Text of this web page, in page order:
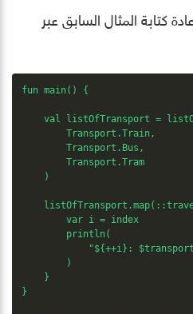
كتابة المثال السابق عبر
fun main() {
val listOfTransport =
        Transport.Train,
        Transport.Bus,
        Transport.Tram
    )
        var i = index
        println(
"${++i}:
        )
    }
}